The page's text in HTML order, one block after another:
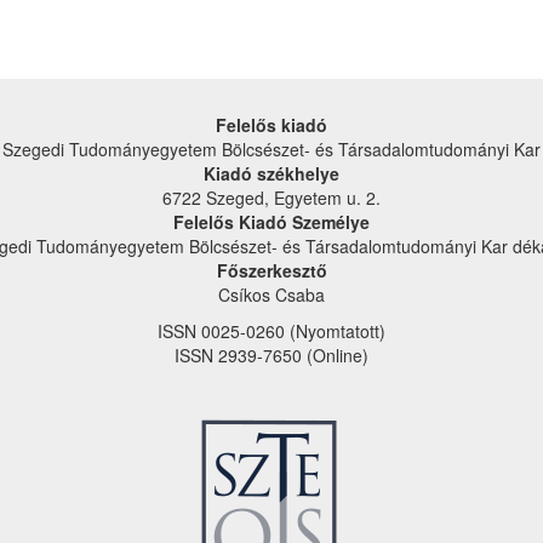
Felelős kiadó
Szegedi Tudományegyetem Bölcsészet- és Társadalom­tudományi Kar
Kiadó székhelye
6722 Szeged, Egyetem u. 2.
Felelős Kiadó Személye
Tudományegyetem Bölcsészet- és Társadalom­tudományi Kar
Főszerkesztő
Csíkos Csaba
ISSN 0025-0260 (Nyomtatott)
ISSN 2939-7650 (Online)